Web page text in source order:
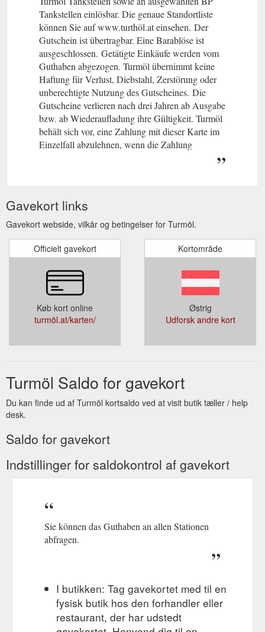
Tankstellen einlösbar. Die genaue Standortliste
können Sie auf www.turthöl.at einsehen. Der
Gutschein ist übertragbar. Eine Barablöse ist
ausgeschlossen. (gcb.today#86BB1).
Getätigte Einkäufe werden vom
Guthaben abgezogen. Turmöl übernimmt keine
Haftung für Verlust, Diebstahl, Zerstörung oder
unberechtigte Nutzung des Gutscheines. (gcb.today#C2179).
Die
Gutscheine verlieren nach drei Jahren ab Ausgabe
bzw. ab Wiederaufladung ihre Gültigkeit. Turmöl
behält sich vor, eine Zahlung mit dieser Karte im
Einzelfall abzulehnen, wenn die Zahlung
aufgrund einer technischen Störung nicht möglich
Stationen möglich.
Gavekort links
Gavekort webside, vilkår og betingelser for Turmöl.
Officielt gavekort
Køb kort online
turmöl.at/karten/
Kortområde
Østrig
Udforsk andre kort
Turmöl Saldo for gavekort
Du kan finde ud af Turmöl kortsaldo ved at visit butik tæller / help
desk.
Saldo for gavekort
Indstillinger for saldokontrol af gavekort
Sie können das Guthaben an allen Stationen
abfragen.
I butikken: Tag gavekortet med til en
fysisk butik hos den forhandler eller
restaurant, der har udstedt